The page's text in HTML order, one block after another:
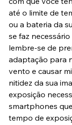
Acima de 30
com que você
até o limite de
ou a bateria da
se faz
lembre-se de
adaptação para
vento e causar
nitidez da sua
exposição
smartphones